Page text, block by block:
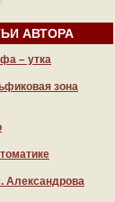
АВТОРА
– утка
зона
Александрова